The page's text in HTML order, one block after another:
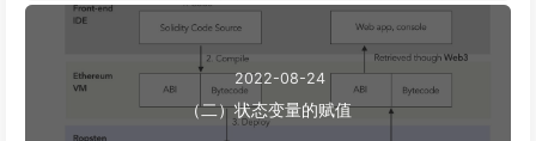
2022-08-24
（二）状态变量的赋值